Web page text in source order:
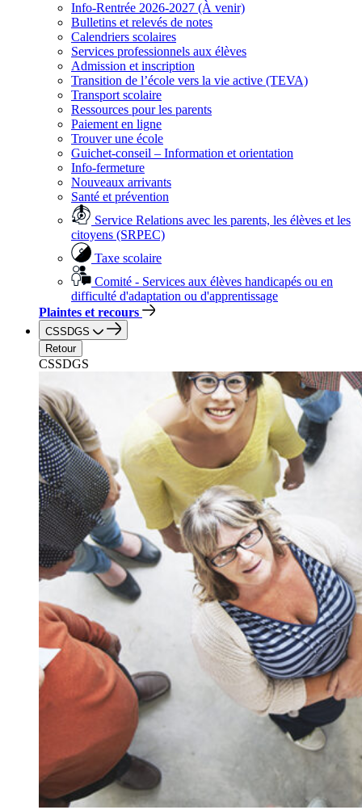
Info-Rentrée 2026-2027 (À venir)
Bulletins et relevés de notes
Calendriers scolaires
Services professionnels aux élèves
Admission et inscription
Transition de l’école vers la vie active (TEVA)
Transport scolaire
Ressources pour les parents
Paiement en ligne
Trouver une école
Guichet-conseil – Information et orientation
Info-fermeture
Nouveaux arrivants
Santé et prévention
Service Relations avec les parents, les élèves et les
citoyens (SRPEC)
Taxe scolaire
Comité - Services aux élèves handicapés ou en
difficulté d'adaptation ou d'apprentissage
Plaintes et recours
CSSDGS
Retour
CSSDGS